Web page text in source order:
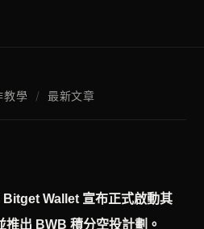
教學 / 最新文章
Bitget Wallet 宣布正式啟動其
出 BWB 積分空投計劃。